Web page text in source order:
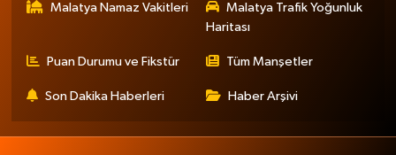
Malatya Namaz Vakitleri
Malatya Trafik Yoğunluk
Haritası
Puan Durumu ve Fikstür Tüm Manşetler
Son Dakika Haberleri Haber Arşivi